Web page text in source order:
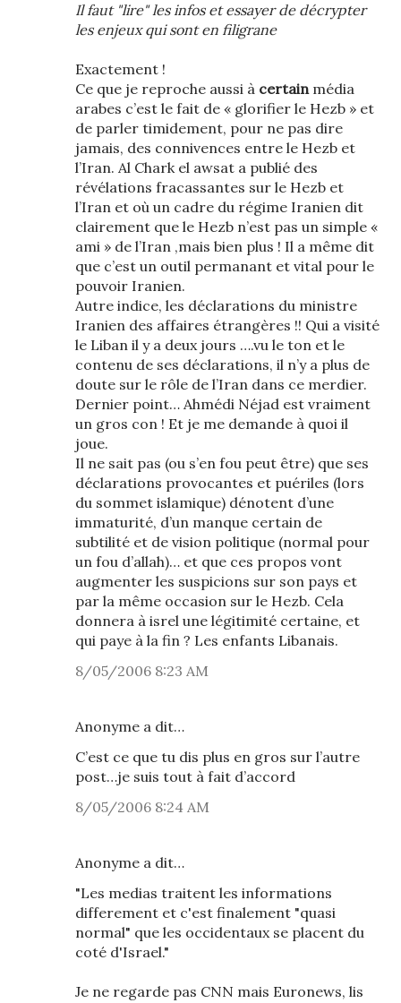
Il faut "lire" les infos et essayer de décrypter
les enjeux qui sont en filigrane
Exactement !
Ce que je reproche aussi à certainmédia
arabes c’est le fait de « glorifier le Hezb » et
de parler timidement, pour ne pas dire
jamais, des connivences entre le Hezb et
l’Iran. Al Chark el awsat a publié des
révélations fracassantes sur le Hezb et
l’Iran et où un cadre du régime Iranien dit
clairement que le Hezb n’est pas un simple «
ami » de l’Iran ,mais bien plus ! Il a même dit
que c’est un outil permanant et vital pour le
pouvoir Iranien.
Autre indice, les déclarations du ministre
Iranien des affaires étrangères !! Qui a visité
le Liban il y a deux jours ….vu le ton et le
contenu de ses déclarations, il n’y a plus de
doute sur le rôle de l’Iran dans ce merdier.
Dernier point… Ahmédi Néjad est vraiment
un gros con ! Et je me demande à quoi il
joue.
Il ne sait pas (ou s’en fou peut être) que ses
déclarations provocantes et puériles (lors
du sommet islamique) dénotent d’une
immaturité, d’un manque certain de
subtilité et de vision politique (normal pour
un fou d’allah)… et que ces propos vont
augmenter les suspicions sur son pays et
par la même occasion sur le Hezb. Cela
donnera à isrel une légitimité certaine, et
qui paye à la fin ? Les enfants Libanais.
8/05/2006 8:23 AM
Anonyme a dit…
C’est ce que tu dis plus en gros sur l’autre
post…je suis tout à fait d’accord
8/05/2006 8:24 AM
Anonyme a dit…
"Les medias traitent les informations
differement et c'est finalement "quasi
normal" que les occidentaux se placent du
coté d'Israel."
Je ne regarde pas CNN mais Euronews, lis